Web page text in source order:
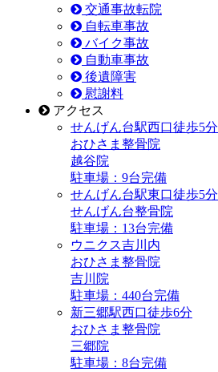
交通事故転院
自転車事故
バイク事故
自動車事故
後遺障害
慰謝料
アクセス
せんげん台駅西口徒歩5分
おひさま整骨院
越谷院
駐車場：9台完備
せんげん台駅東口徒歩5分
せんげん台整骨院
駐車場：13台完備
ウニクス吉川内
おひさま整骨院
吉川院
駐車場：440台完備
新三郷駅西口徒歩6分
おひさま整骨院
三郷院
駐車場：8台完備